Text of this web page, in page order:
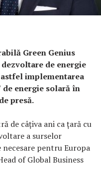
Green Genius
de energie
implementarea
energie solară în
presă.
de câțiva ani ca țară cu
a surselor
pentru Europa
of Global Business